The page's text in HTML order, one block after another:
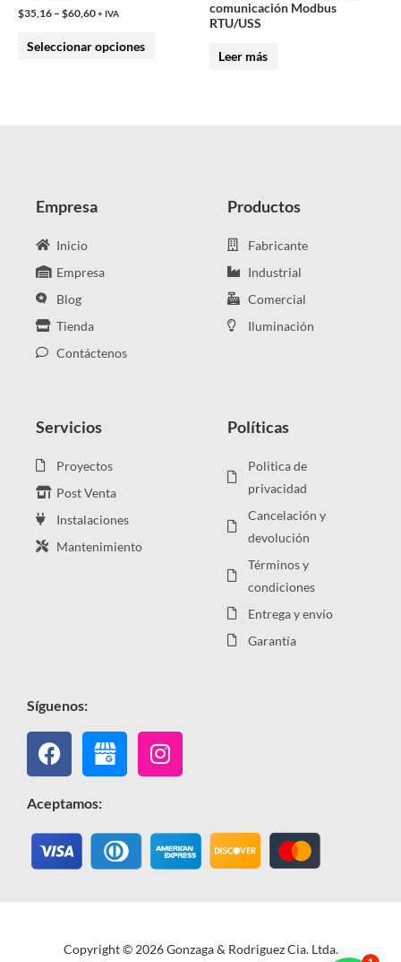
$35,16 – $60,60+ IVA
Seleccionar opciones
comunicación Modbus
RTU/USS
Leer más
Empresa
Inicio
Empresa
Blog
Tienda
Contáctenos
Productos
Fabricante
Industrial
Comercial
Iluminación
Servicios
Proyectos
Post Venta
Instalaciones
Mantenimiento
Políticas
Politica de
privacidad
Cancelación y
devolución
Términos y
condiciones
Entrega y envío
Garantía
Síguenos:
Facebook Instagram
Aceptamos:
Copyright © 2026 Gonzaga & Rodriguez Cia. Ltda.